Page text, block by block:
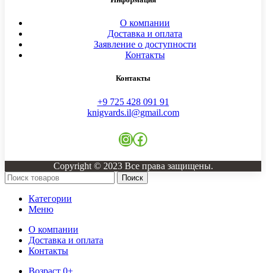
О компании
Доставка и оплата
Заявление о доступности
Контакты
Контакты
+9 725 428 091 91
knigvards.il@gmail.com
Instagram
Facebook
Copyright © 2023 Все права защищены.
Поиск
Категории
Меню
О компании
Доставка и оплата
Контакты
Возраст 0+